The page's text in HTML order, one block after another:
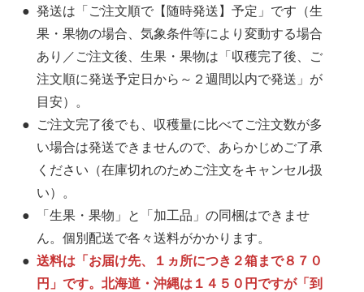
発送は「ご注文順で【随時発送】予定」です（生
果・果物の場合、気象条件等により変動する場合
あり／ご注文後、生果・果物は「収穫完了後、ご
注文順に発送予定日から～２週間以内で発送」が
目安）。
ご注文完了後でも、収穫量に比べてご注文数が多
い場合は発送できませんので、あらかじめご了承
ください（在庫切れのためご注文をキャンセル扱
い）。
「生果・果物」と「加工品」の同梱はできませ
ん。個別配送で各々送料がかかります。
送料は「お届け先、１ヵ所につき２箱まで８７０
円」です。北海道・沖縄は１４５０円ですが「到